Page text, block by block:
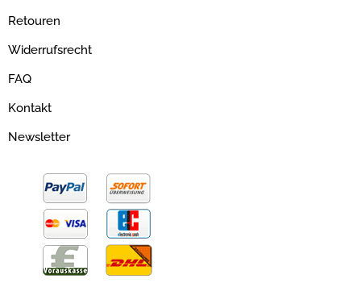
Retouren
Widerrufsrecht
FAQ
Kontakt
Newsletter